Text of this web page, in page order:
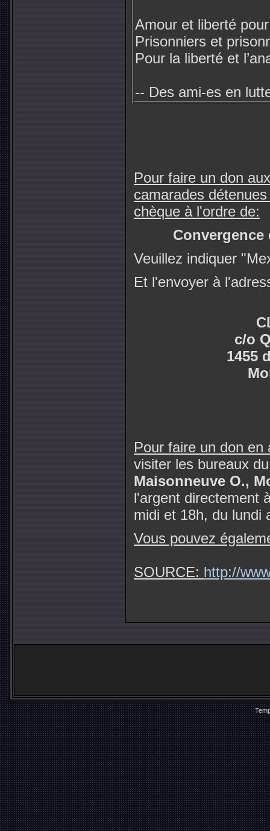
Amour et liberté
Prisonniers et
Pour la liberté et
-- Des ami-es en
Pour faire un don
camarades
chèque à l'ordre de:
Veuillez indiquer
Et l'envoyer à
c/o
1455
Pour faire un don en
visiter les bureaux
Maisonneuve O.,
l'argent directement
midi et 18h, du lundi
Vous pouvez
SOURCE: http://